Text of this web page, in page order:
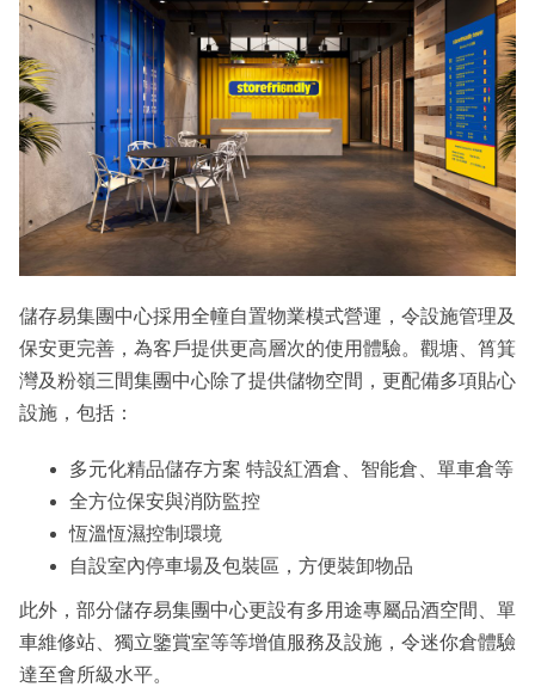
儲存易集團中心採用全幢自置物業模式營運，令設施管理及
保安更完善，為客戶提供更高層次的使用體驗。觀塘、筲箕
灣及粉嶺三間集團中心除了提供儲物空間，更配備多項貼心
設施，包括：
多元化精品儲存方案 特設紅酒倉、智能倉、單車倉等
全方位保安與消防監控
恆溫恆濕控制環境
自設室內停車場及包裝區，方便裝卸物品
此外，部分儲存易集團中心更設有多用途專屬品酒空間、單
車維修站、獨立鑒賞室等等增值服務及設施，令迷你倉體驗
達至會所級水平。